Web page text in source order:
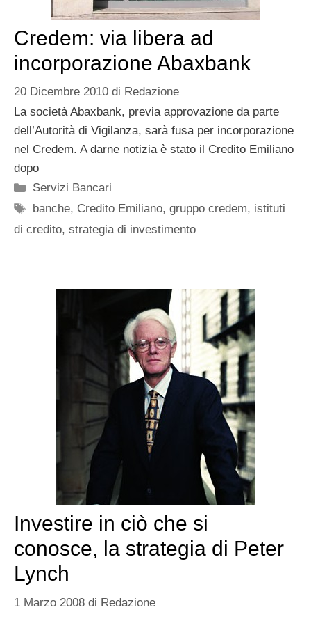
Credem: via libera ad
incorporazione Abaxbank
20 Dicembre 2010 di Redazione
La società Abaxbank, previa approvazione da parte
dell’Autorità di Vigilanza, sarà fusa per incorporazione
nel Credem. A darne notizia è stato il Credito Emiliano
dopo
Categorie
Servizi Bancari
Tag
banche, Credito Emiliano,gruppo credem, istituti
di credito, strategia di investimento
Investire in ciò che si
conosce, la strategia di Peter
Lynch
1 Marzo 2008 di Redazione